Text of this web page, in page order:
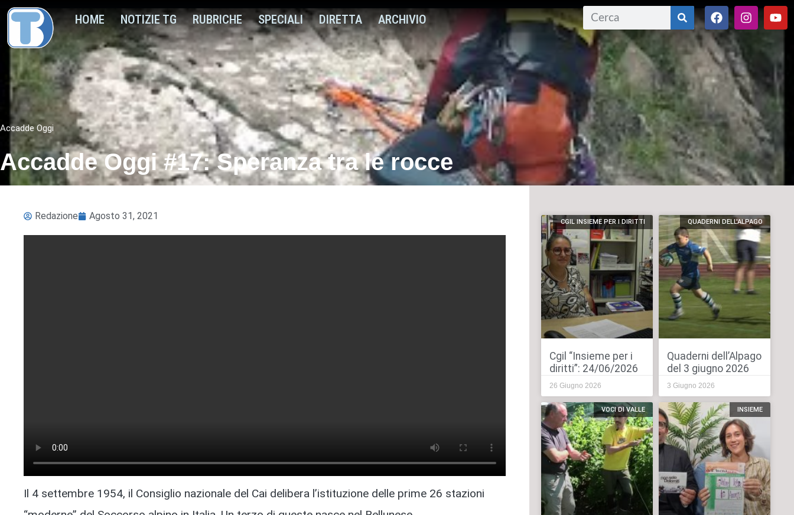
HOME NOTIZIE TG RUBRICHE SPECIALI DIRETTA ARCHIVIO
Accadde Oggi
Accadde Oggi #17: Speranza tra le rocce
Redazione Agosto 31, 2021
Il 4 settembre 1954, il Consiglio nazionale del Cai delibera l’istituzione delle prime 26 stazioni
CGIL INSIEME PER I DIRITTI
Cgil “Insieme per i
diritti”: 24/06/2026
26 Giugno 2026
QUADERNI DELL'ALPAGO
Quaderni dell’Alpago
del 3 giugno 2026
3 Giugno 2026
VOCI DI VALLE INSIEME